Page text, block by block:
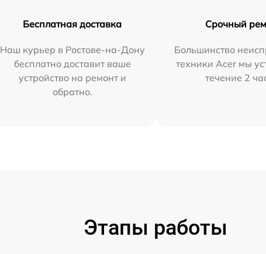
Бесплатная доставка
Наш курьер в Ростове-на-Дону
бесплатно доставит ваше
устройство на ремонт и
обратно.
Срочный
Большинство
техники Acer мы
течение 2
Этапы работы